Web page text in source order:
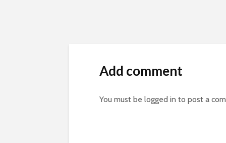
Add comment
You must be logged in to post a